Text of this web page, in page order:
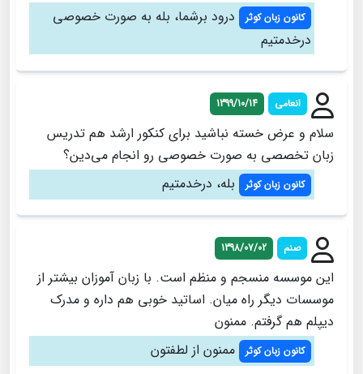
کانون زبان کوثر
درود برشما، بله به صورت خصوصی
درخدمتیم
انعامی 1399/10/14
سلام و عرض خسته نباشید برای کنکور ارشد هم تدریس
زبان تخصصی به صورت خصوصی رو انجام می‌دین؟
کانون زبان کوثر بله، درخدمتیم
صنم 1398/07/02
این موسسه منسجم و منظم است. با زبان آموزان بیشتر از
موسسات دیگر راه میان. اساتید خوبی هم داره و مدرک
دیپلم هم گرفتم. ممنون
کانون زبان کوثر ممنون از لطفتون